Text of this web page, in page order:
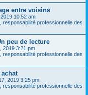
entre voisins
10:52 am
professionnelle des
peu de lecture
2019 3:21 pm
professionnelle des
2019 3:25 pm
professionnelle des